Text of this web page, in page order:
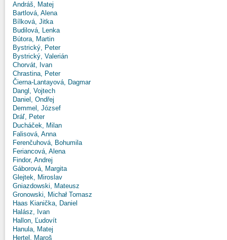
Andráš, Matej
Bartlová, Alena
Bílková, Jitka
Budilová, Lenka
Bútora, Martin
Bystrický, Peter
Bystrický, Valerián
Chorvát, Ivan
Chrastina, Peter
Čierna-Lantayová, Dagmar
Dangl, Vojtech
Daniel, Ondřej
Demmel, József
Dráľ, Peter
Ducháček, Milan
Falisová, Anna
Ferenčuhová, Bohumila
Feriancová, Alena
Findor, Andrej
Gáborová, Margita
Glejtek, Miroslav
Gniazdowski, Mateusz
Gronowski, Michał Tomasz
Haas Kianička, Daniel
Halász, Ivan
Hallon, Ľudovít
Hanula, Matej
Hertel, Maroš